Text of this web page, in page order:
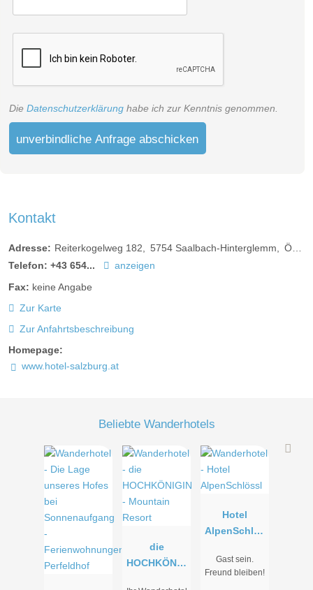
JUNIORSUITE II
für diese Suite entscheidet, der bucht das alpine Wohlfühl-
Gefühl gleich mit. Sanfte Naturfarben, edle Hölzer und die
liebevollen Details sorgen für unvergessliche Urlaubstage.
Die Datenschutzerklärung habe ich zur Kenntnis genommen.
unverbindliche Anfrage abschicken
Kontakt
Adresse: Reiterkogelweg 182 5754 Saalbach-Hinterglemm
Österreich
Telefon: +43 654...
anzeigen
Fax: keine Angabe
Zur Karte
Zur Anfahrtsbeschreibung
Homepage:
www.hotel-salzburg.at
Beliebte Wanderhotels
die
HOCHKÖNIG
Hotel
AlpenSchlös
Gast sein.
Freund bleiben!